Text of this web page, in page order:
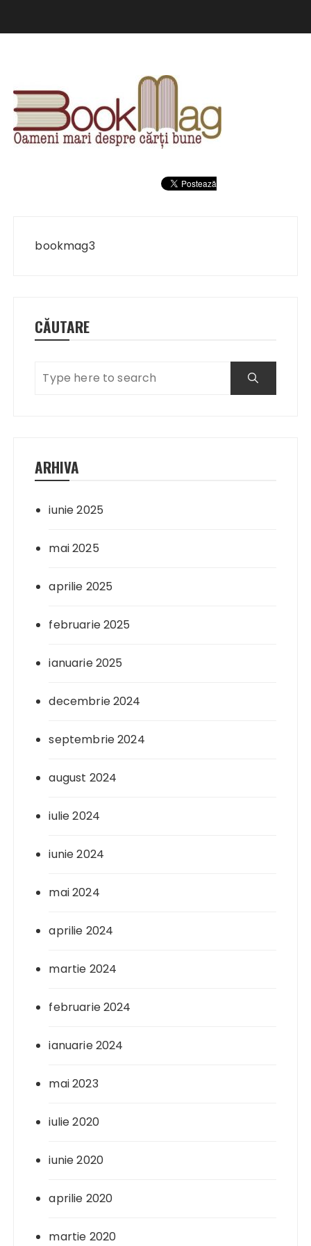
bookmag3
CĂUTARE
ARHIVA
iunie 2025
mai 2025
aprilie 2025
februarie 2025
ianuarie 2025
decembrie 2024
septembrie 2024
august 2024
iulie 2024
iunie 2024
mai 2024
aprilie 2024
martie 2024
februarie 2024
ianuarie 2024
mai 2023
iulie 2020
iunie 2020
aprilie 2020
martie 2020